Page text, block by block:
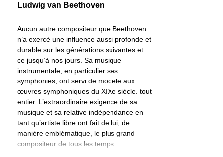
Ludwig van Beethoven
Aucun autre compositeur que Beethoven
n’a exercé une influence aussi profonde et
durable sur les générations suivantes et
ce jusqu’à nos jours. Sa musique
instrumentale, en particulier ses
symphonies, ont servi de modèle aux
œuvres symphoniques du XIXe siècle. tout
entier. L’extraordinaire exigence de sa
musique et sa relative indépendance en
tant qu’artiste libre ont fait de lui, de
manière emblématique, le plus grand
compositeur de tous les temps.